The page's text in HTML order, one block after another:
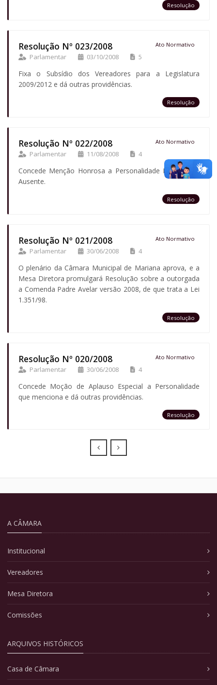
Resolução
Resolução Nº 023/2008 Ato Normativo
Parlamentar 03/10/2008 5
Fixa o Subsídio dos Vereadores para a Legislatura
2009/2012 e dá outras providências.
Resolução
Resolução Nº 022/2008 Ato Normativo
Parlamentar 11/08/2008 4
Concede Menção Honrosa a Personalidade Marianense
Ausente.
Resolução
Resolução Nº 021/2008 Ato Normativo
Parlamentar 30/06/2008 4
O plenário da Câmara Municipal de Mariana aprova, e a
Mesa Diretora promulgará Resolução sobre a outorgada
a Comenda Padre Avelar versão 2008, de que trata a Lei
1.351/98.
Resolução
Resolução Nº 020/2008 Ato Normativo
Parlamentar 30/06/2008 4
Concede Moção de Aplauso Especial a Personalidade
que menciona e dá outras providências.
Resolução
Prev Next
A CÂMARA
Institucional
Vereadores
Mesa Diretora
Comissões
ARQUIVOS HISTÓRICOS
Casa de Câmara